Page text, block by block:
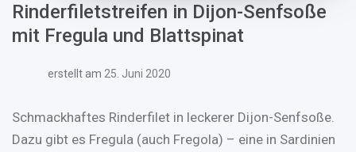
Rinderfiletstreifen in Dijon-Senfsoße
mit Fregula und Blattspinat
erstellt am 25. Juni 2020
Schmackhaftes Rinderfilet in leckerer Dijon-Senfsoße.
Dazu gibt es Fregula (auch Fregola) – eine in Sardinien